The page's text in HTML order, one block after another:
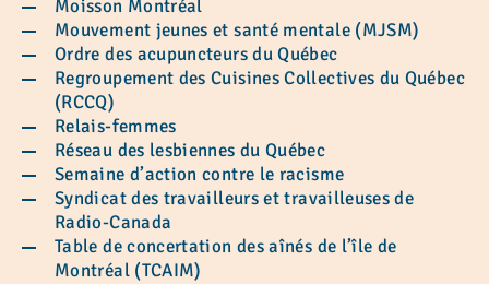
Moisson Montréal
Mouvement jeunes et santé mentale (MJSM)
Ordre des acupuncteurs du Québec
Regroupement des Cuisines Collectives du Québec
(RCCQ)
Relais-femmes
Réseau des lesbiennes du Québec
Semaine d’action contre le racisme
Syndicat des travailleurs et travailleuses de
Radio-Canada
Table de concertation des aînés de l’île de
Montréal (TCAIM)